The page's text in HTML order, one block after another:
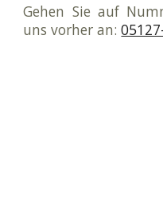
Gehen Sie auf
uns vorher an: